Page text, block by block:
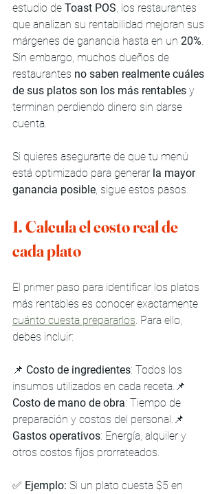
estudio de Toast POS, los restaurantes
que analizan su rentabilidad mejoran sus
márgenes de ganancia hasta en un 20%.
Sin embargo, muchos dueños de
restaurantes no saben realmente cuáles
de sus platos son los más rentables y
terminan perdiendo dinero sin darse
cuenta.
Si quieres asegurarte de que tu menú
está optimizado para generar la mayor
ganancia posible, sigue estos pasos.
1. Calcula el costo real de
cada plato
El primer paso para identificar los platos
más rentables es conocer exactamente
cuánto cuesta prepararlos. Para ello,
debes incluir:
📌 Costo de ingredientes: Todos los
insumos utilizados en cada receta.📌
Costo de mano de obra: Tiempo de
preparación y costos del personal.📌
Gastos operativos: Energía, alquiler y
otros costos fijos prorrateados.
✅ Ejemplo: Si un plato cuesta $5 en